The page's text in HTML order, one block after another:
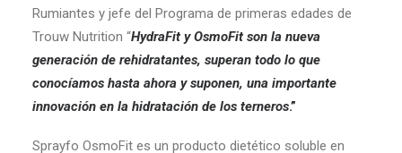
Rumiantes y jefe del Programa de primeras edades de
Trouw Nutrition “HydraFit y OsmoFit son la nueva
generación de rehidratantes, superan todo lo que
conocíamos hasta ahora y suponen, una importante
innovación en la hidratación de los terneros.”
Sprayfo OsmoFit es un producto dietético soluble en